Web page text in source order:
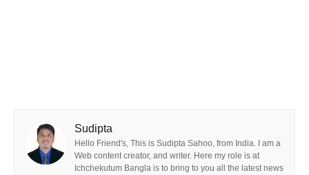
Sudipta
Hello Friend's, This is Sudipta Sahoo, from India. I am a
Web content creator, and writer. Here my role is at
Ichchekutum Bangla is to bring to you all the latest news